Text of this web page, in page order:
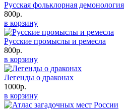
Русская фольклорная демонология
800р.
в корзину
Русские промыслы и ремесла
800р.
в корзину
Легенды о драконах
1000р.
в корзину